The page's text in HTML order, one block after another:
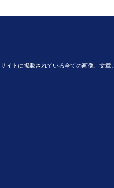
イトに掲載されている全ての画像、文